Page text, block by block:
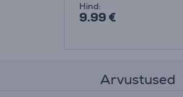
Hind:
9.99 €
Arvustused